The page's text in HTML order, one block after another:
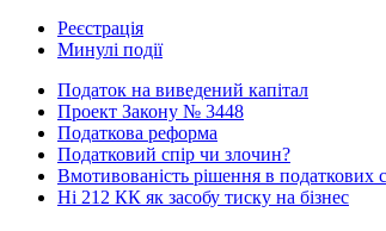
Реєстрація
Минулі події
Податок на виведений капітал
Проект Закону № 3448
Податкова реформа
Податковий спір чи злочин?
Вмотивованість рішення в
Ні 212 КК як засобу тиску на бізнес